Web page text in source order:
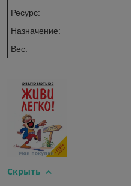
Ресурс:
Назначение:
Вес:
Скрыть